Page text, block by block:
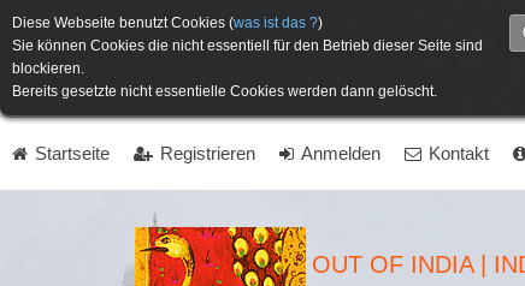
Diese Webseite benutzt Cookies (was ist das ?)
Sie können Cookies die nicht essentiell für den Betrieb dieser Seite sind
blockieren.
Bereits gesetzte nicht essentielle Cookies werden dann gelöscht.
Startseite Registrieren Anmelden Kontakt
OUT OF INDIA |